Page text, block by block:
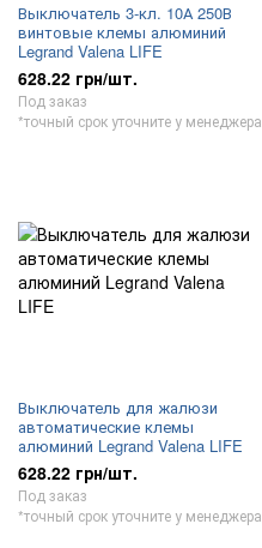
Выключатель 3-кл. 10А 250В
винтовые клемы алюминий
Legrand Valena LIFE
628.22 грн/шт.
Под заказ
*точный срок уточните у менеджера
Выключатель для жалюзи
автоматические клемы
алюминий Legrand Valena LIFE
628.22 грн/шт.
Под заказ
*точный срок уточните у менеджера